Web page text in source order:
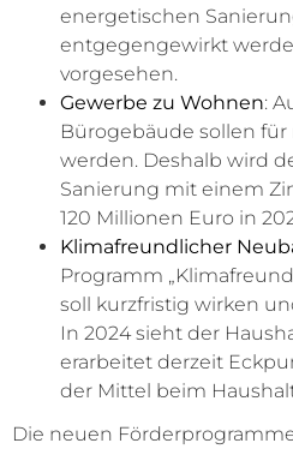
energetischen
entgegengewirkt
vorgesehen.
Gewerbe zu Wohnen:
Bürogebäude sollen
werden. Deshalb wird
Sanierung mit einem
120 Millionen Euro in
Klimafreundlicher
Programm
soll kurzfristig wirken
In 2024 sieht der
erarbeitet derzeit
der Mittel beim
Die neuen